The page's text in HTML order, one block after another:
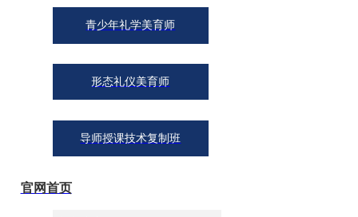
青少年礼学美
育教学品控组
青少年礼学美育师
形态礼仪美育师
导师授课技术复制班
官网首页